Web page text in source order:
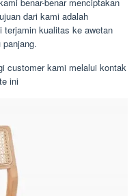
dari kami adalah
terjamin kualitas ke awetan
customer kami melalui kontak
ini